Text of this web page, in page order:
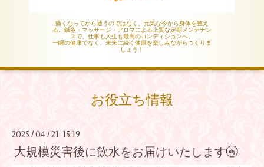
痛くなってから通うのではなく、元気な今から身体を整え
る。鍼灸・マッサージ・アロマによる上質な定期メンテナン
スで、仕事も人生も最高のコンディションへ。
一瞬の健康でなく、未来に続く健康を楽しみながらつくりま
しょう！
お役立ち情報
2025 /04 /21 15:19
大規模災害後に飲水をお届けいたします🚰